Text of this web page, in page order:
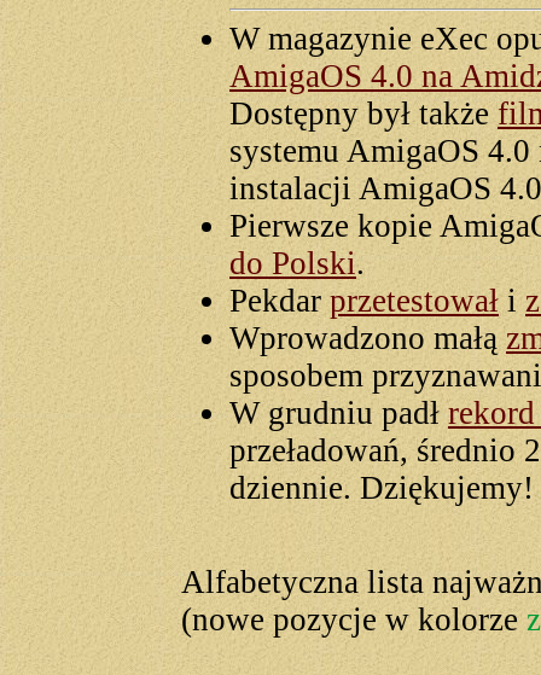
W magazynie eXec
AmigaOS 4.0 na
Dostępny był także
systemu AmigaOS
instalacji AmigaOS
Pierwsze kopie
do Polski.
Pekdar przetestował i
Wprowadzono małą
sposobem
W grudniu padł
przeładowań,
dziennie. Dziękujemy!
Alfabetyczna lista
(nowe pozycje w kolorze